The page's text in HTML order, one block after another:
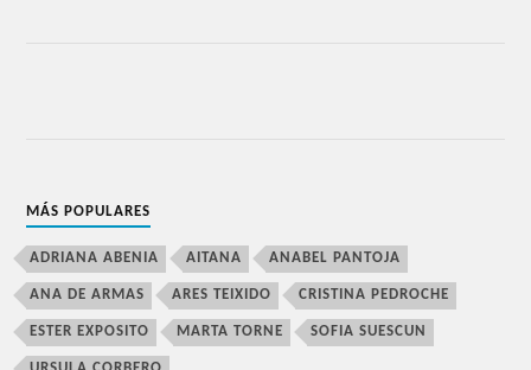
MÁS POPULARES
ADRIANA ABENIA AITANA ANABEL PANTOJA
ANA DE ARMAS ARES TEIXIDO CRISTINA PEDROCHE
ESTER EXPOSITO MARTA TORNE SOFIA SUESCUN